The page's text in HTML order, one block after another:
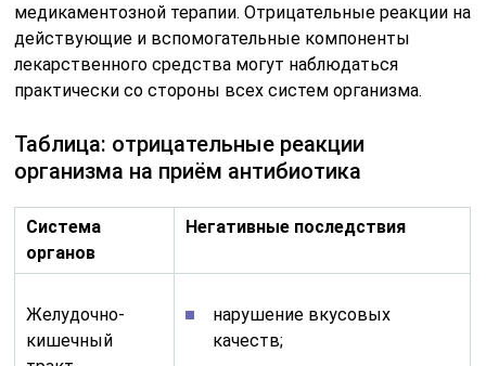
медикаментозной терапии. Отрицательные реакции на
действующие и вспомогательные компоненты
лекарственного средства могут наблюдаться
практически со стороны всех систем организма.
Таблица: отрицательные реакции
организма на приём антибиотика
Система
органов
Негативные последствия
Желудочно-
кишечный
нарушение вкусовых
качеств;